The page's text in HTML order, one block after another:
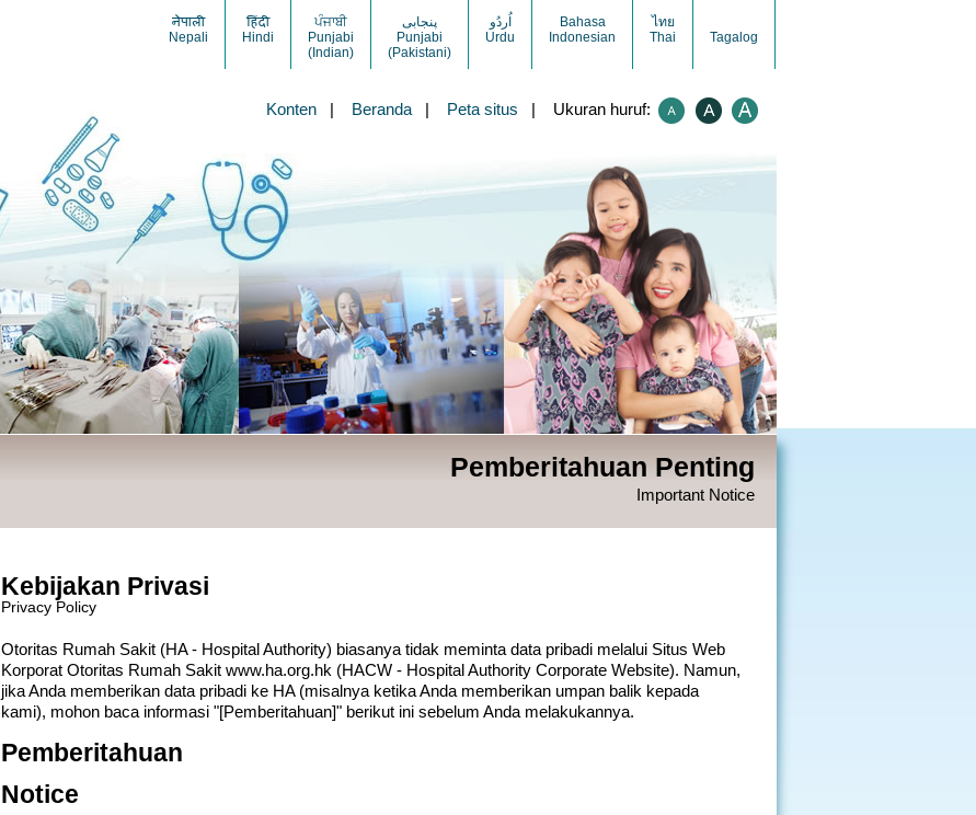
Tagalog
ไทย
Thai
Bahasa
Indonesian
اُردُو
Urdu
پنجابی
Punjabi
(Pakistani)
ਪੰਜਾਬੀ
Punjabi
(Indian)
हिंदी
Hindi
नेपाली
Nepali
Konten | Beranda | Peta situs | Ukuran huruf:
Pemberitahuan Penting
Important Notice
Kebijakan Privasi
Privacy Policy
Otoritas Rumah Sakit (HA - Hospital Authority) biasanya tidak meminta data pribadi melalui Situs Web
Korporat Otoritas Rumah Sakit www.ha.org.hk (HACW - Hospital Authority Corporate Website). Namun,
jika Anda memberikan data pribadi ke HA (misalnya ketika Anda memberikan umpan balik kepada
kami), mohon baca informasi "[Pemberitahuan]" berikut ini sebelum Anda melakukannya.
Pemberitahuan
Notice